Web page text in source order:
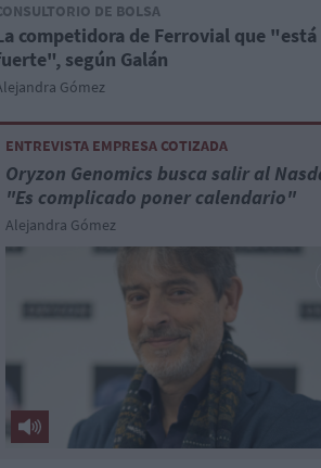
DE BOLSA
competidora de Ferrovial que
según Galán
Gómez
ENTREVISTA EMPRESA COTIZADA
Oryzon Genomics busca salir al
"Es complicado poner calendario"
Alejandra Gómez